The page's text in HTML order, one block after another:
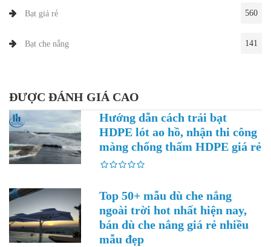
Bạt giá rẻ 560
Bạt che nắng 141
ĐƯỢC ĐÁNH GIÁ CAO
Hướng dẫn cách trải bạt
HDPE lót ao hồ, nhận thi công
màng chống thấm HDPE giá rẻ
Top 50+ mẫu dù che nắng
ngoài trời hot nhất hiện nay,
bán dù che nắng giá rẻ nhiều
mẫu đẹp